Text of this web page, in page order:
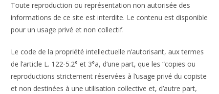
Toute reproduction ou représentation non autorisée des
informations de ce site est interdite. Le contenu est disponible
pour un usage privé et non collectif.
Le code de la propriété intellectuelle n’autorisant, aux termes
de l’article L. 122-5.2° et 3°a, d’une part, que les “copies ou
reproductions strictement réservées à l’usage privé du copiste
et non destinées à une utilisation collective et, d’autre part,